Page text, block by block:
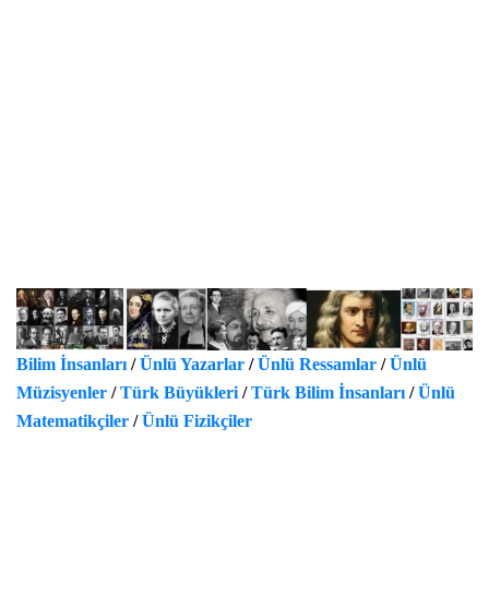
Bilim İnsanları /Ünlü Yazarlar /Ünlü Ressamlar /Ünlü
Müzisyenler /Türk Büyükleri /Türk Bilim İnsanları /Ünlü
Matematikçiler /Ünlü Fizikçiler